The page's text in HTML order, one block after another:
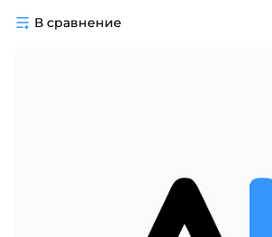
В сравнение
Разбейте